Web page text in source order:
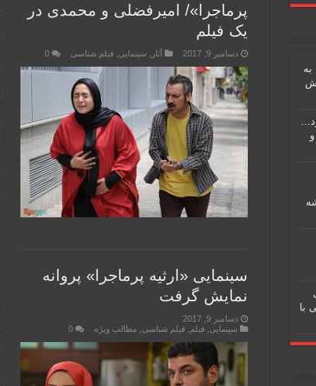
پرماجرا»/ امیرفضلی و محمدی در
یک فیلم
دسامبر 9, 2017 آثار سینمایی فیلم شناسی 0
سینمایی «ارثیه پرماجرا» پروانه
نمایش گرفت
دسامبر 9, 2017
سینمایی فیلم فیلم شناسی مطالب ویژه 0
به
با